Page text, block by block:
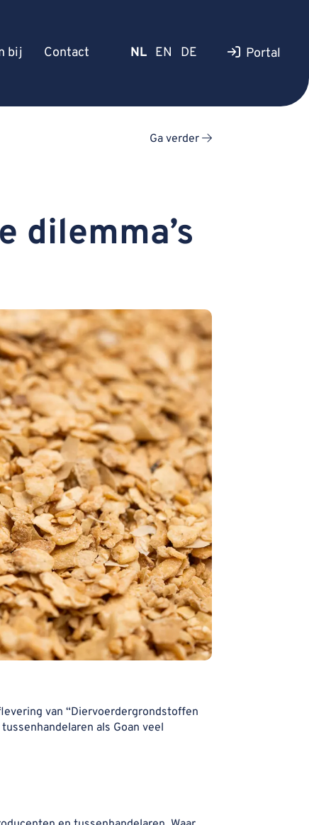
bij Contact NL EN DE Portal
Ga verder
dilemma’s
van “Diervoerdergrondstoffen
als Goan veel